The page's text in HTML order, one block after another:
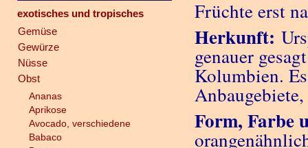
exotisches und tropisches
Gemüse
Gewürze
Nüsse
Obst
Ananas
Aprikose
Avocado, verschiedene
Babaco
Früchte erst
Herkunft:
genauer
Kolumbien.
Form, Farbe